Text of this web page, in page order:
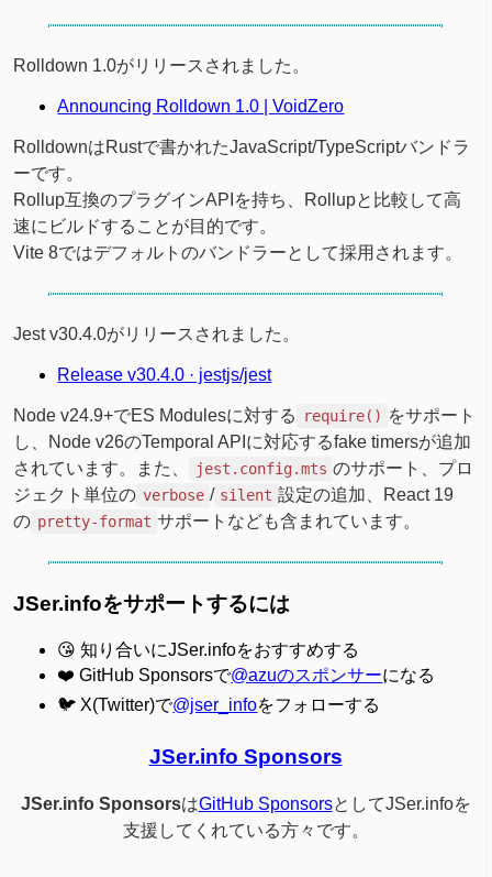
Rolldown 1.0がリリースされました。
Announcing Rolldown 1.0 | VoidZero
RolldownはRustで書かれたJavaScript/TypeScriptバンドラ
ーです。
Rollup互換のプラグインAPIを持ち、Rollupと比較して高
速にビルドすることが目的です。
Vite 8ではデフォルトのバンドラーとして採用されます。
Jest v30.4.0がリリースされました。
Release v30.4.0 · jestjs/jest
Node v24.9+でES Modulesに対する require() をサポート
し、Node v26のTemporal APIに対応するfake timersが追加
されています。また、
jest.config.mts のサポート、プロ
ジェクト単位の verbose / silent 設定の追加、React 19
の pretty-format サポートなども含まれています。
JSer.infoをサポートするには
😘 知り合いにJSer.infoをおすすめする
❤️ GitHub Sponsorsで@azuのスポンサーになる
🐦 X(Twitter)で@jser_infoをフォローする
JSer.info Sponsors
JSer.info SponsorsはGitHub SponsorsとしてJSer.infoを
支援してくれている方々です。